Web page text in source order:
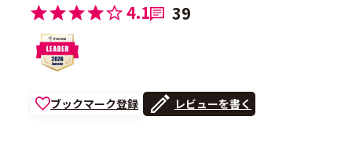
4.1 39
ブックマーク登録 レビューを書く